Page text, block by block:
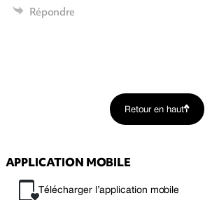
Répondre
Retour en haut
APPLICATION MOBILE
Télécharger l’application mobile